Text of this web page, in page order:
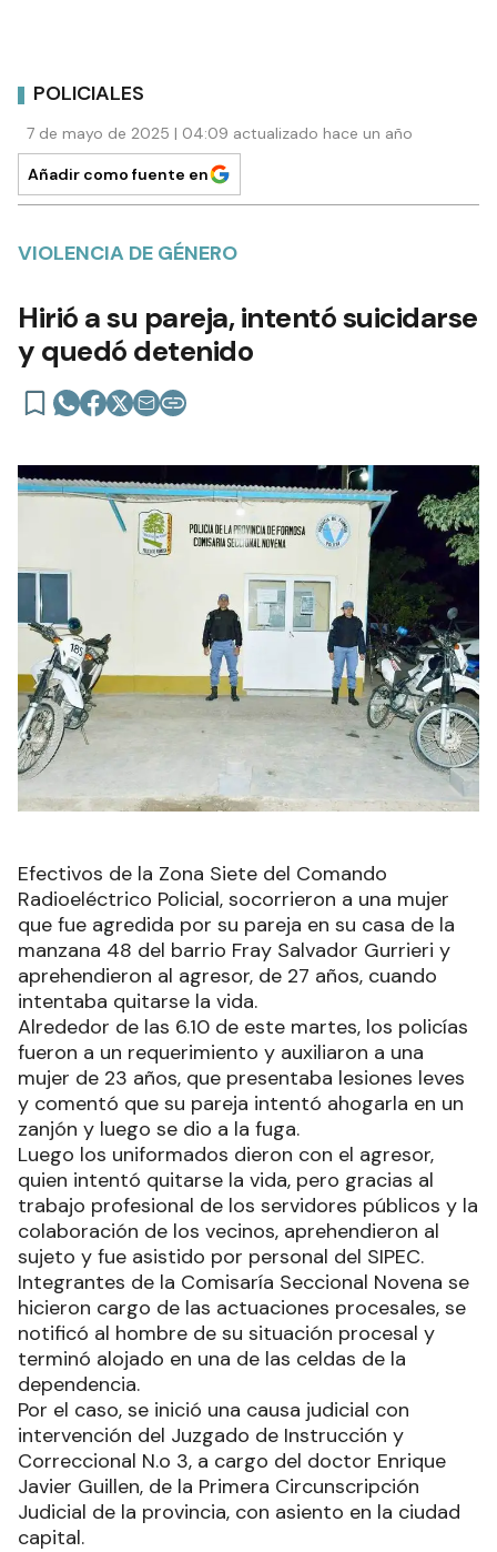
POLICIALES
7 de mayo de 2025 | 04:09 actualizado hace un año
Añadir como fuente en
VIOLENCIA DE GÉNERO
Hirió a su pareja, intentó suicidarse
y quedó detenido
Efectivos de la Zona Siete del Comando
Radioeléctrico Policial, socorrieron a una mujer
que fue agredida por su pareja en su casa de la
manzana 48 del barrio Fray Salvador Gurrieri y
aprehendieron al agresor, de 27 años, cuando
intentaba quitarse la vida.
Alrededor de las 6.10 de este martes, los policías
fueron a un requerimiento y auxiliaron a una
mujer de 23 años, que presentaba lesiones leves
y comentó que su pareja intentó ahogarla en un
zanjón y luego se dio a la fuga.
Luego los uniformados dieron con el agresor,
quien intentó quitarse la vida, pero gracias al
trabajo profesional de los servidores públicos y la
colaboración de los vecinos, aprehendieron al
sujeto y fue asistido por personal del SIPEC.
Integrantes de la Comisaría Seccional Novena se
hicieron cargo de las actuaciones procesales, se
notificó al hombre de su situación procesal y
terminó alojado en una de las celdas de la
dependencia.
Por el caso, se inició una causa judicial con
intervención del Juzgado de Instrucción y
Correccional N.o 3, a cargo del doctor Enrique
Javier Guillen, de la Primera Circunscripción
Judicial de la provincia, con asiento en la ciudad
capital.